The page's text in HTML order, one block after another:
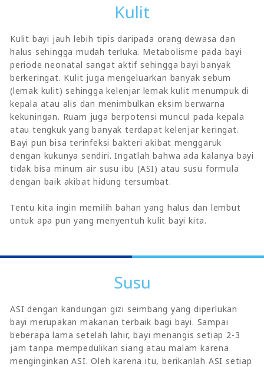
Kulit
Kulit bayi jauh lebih tipis daripada orang dewasa dan
halus sehingga mudah terluka. Metabolisme pada bayi
periode neonatal sangat aktif sehingga bayi banyak
berkeringat. Kulit juga mengeluarkan banyak sebum
(lemak kulit) sehingga kelenjar lemak kulit menumpuk di
kepala atau alis dan menimbulkan eksim berwarna
kekuningan. Ruam juga berpotensi muncul pada kepala
atau tengkuk yang banyak terdapat kelenjar keringat.
Bayi pun bisa terinfeksi bakteri akibat menggaruk
dengan kukunya sendiri. Ingatlah bahwa ada kalanya bayi
tidak bisa minum air susu ibu (ASI) atau susu formula
dengan baik akibat hidung tersumbat.
Tentu kita ingin memilih bahan yang halus dan lembut
untuk apa pun yang menyentuh kulit bayi kita.
Susu
ASI dengan kandungan gizi seimbang yang diperlukan
bayi merupakan makanan terbaik bagi bayi. Sampai
beberapa lama setelah lahir, bayi menangis setiap 2-3
jam tanpa mempedulikan siang atau malam karena
menginginkan ASI. Oleh karena itu, berikanlah ASI setiap